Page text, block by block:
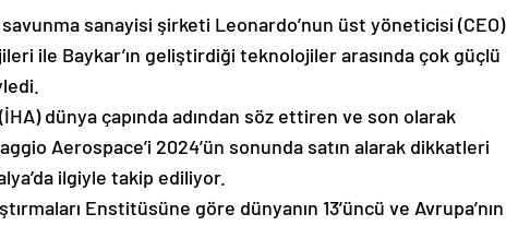
savunma sanayisi şirketi Leonardo’nun üst yöneticisi (CEO)
ile Baykar’ın geliştirdiği teknolojiler arasında çok güçlü
dünya çapında adından söz ettiren ve son olarak
Aerospace’i 2024’ün sonunda satın alarak dikkatleri
ilgiyle takip ediliyor.
Enstitüsüne göre dünyanın 13’üncü ve Avrupa’nın